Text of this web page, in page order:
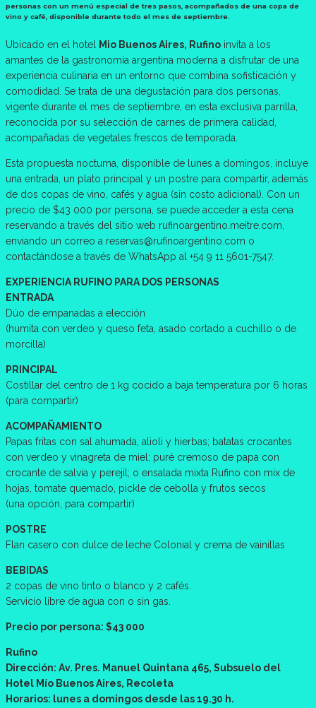
personas con un menú especial de tres pasos, acompañados de una copa de
vino y café, disponible durante todo el mes de septiembre.
Ubicado en el hotel Mio Buenos Aires, Rufino invita a los
amantes de la gastronomía argentina moderna a disfrutar de una
experiencia culinaria en un entorno que combina sofisticación y
comodidad. Se trata de una degustación para dos personas,
vigente durante el mes de septiembre, en esta exclusiva parrilla,
reconocida por su selección de carnes de primera calidad,
acompañadas de vegetales frescos de temporada.
Esta propuesta nocturna, disponible de lunes a domingos, incluye
una entrada, un plato principal y un postre para compartir, además
de dos copas de vino, cafés y agua (sin costo adicional). Con un
precio de $43 000 por persona, se puede acceder a esta cena
reservando a través del sitio web rufinoargentino.meitre.com,
enviando un correo a reservas@rufinoargentino.com o
contactándose a través de WhatsApp al +54 9 11 5601-7547.
EXPERIENCIA RUFINO PARA DOS PERSONAS
ENTRADA
Dúo de empanadas a elección
(humita con verdeo y queso feta, asado cortado a cuchillo o de
morcilla)
PRINCIPAL
Costillar del centro de 1 kg cocido a baja temperatura por 6 horas
(para compartir)
ACOMPAÑAMIENTO
Papas fritas con sal ahumada, alioli y hierbas; batatas crocantes
con verdeo y vinagreta de miel; puré cremoso de papa con
crocante de salvia y perejil; o ensalada mixta Rufino con mix de
hojas, tomate quemado, pickle de cebolla y frutos secos
(una opción, para compartir)
POSTRE
Flan casero con dulce de leche Colonial y crema de vainillas
BEBIDAS
2 copas de vino tinto o blanco y 2 cafés.
Servicio libre de agua con o sin gas.
Precio por persona: $43 000
Rufino
Dirección: Av. Pres. Manuel Quintana 465, Subsuelo del
Hotel Mío Buenos Aires, Recoleta
Horarios: lunes a domingos desde las 19.30 h.